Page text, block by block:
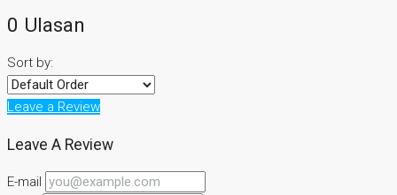
0 Ulasan
Sort by:
Leave a Review
Leave A Review
E-mail